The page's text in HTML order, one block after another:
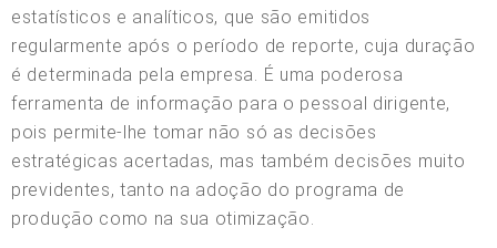
estatísticos e analíticos, que são emitidos
regularmente após o período de reporte, cuja duração
é determinada pela empresa. É uma poderosa
ferramenta de informação para o pessoal dirigente,
pois permite-lhe tomar não só as decisões
estratégicas acertadas, mas também decisões muito
previdentes, tanto na adoção do programa de
produção como na sua otimização.